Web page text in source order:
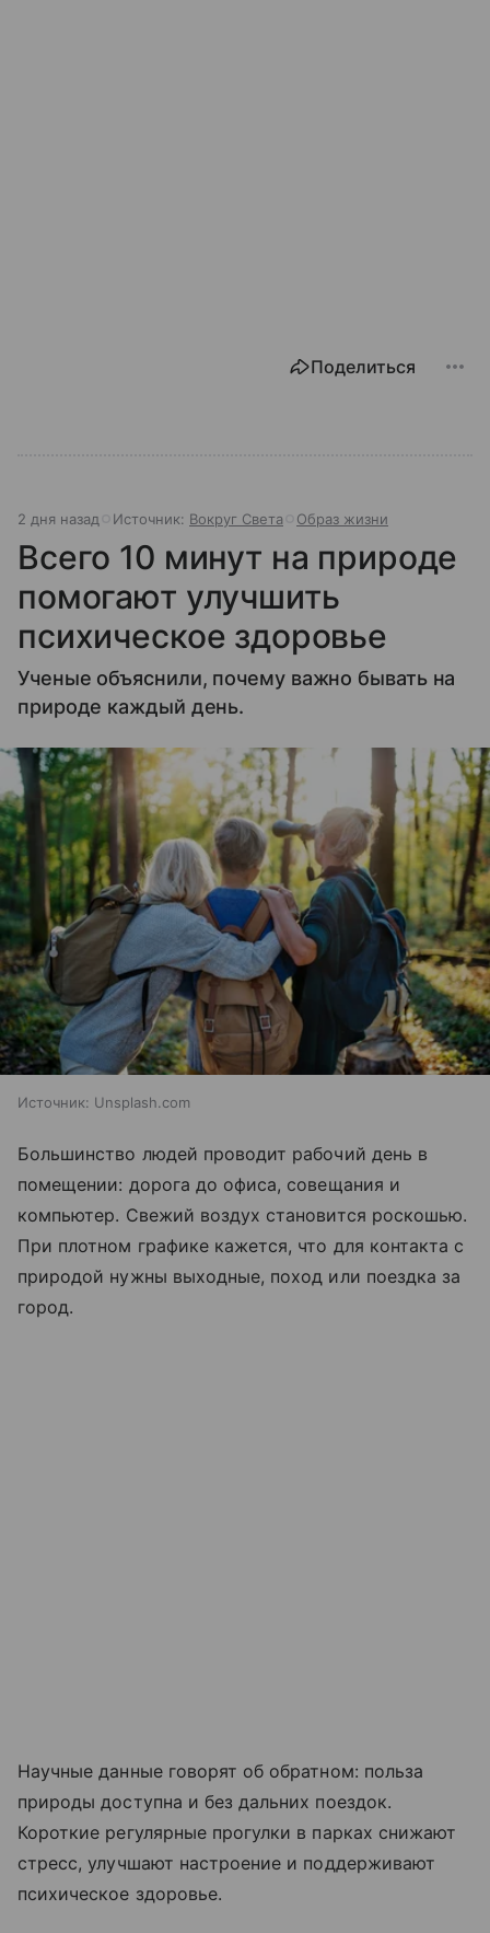
Поделиться
2 дня назад Источник: Вокруг Света Образ жизни
Всего 10 минут на природе
помогают улучшить
психическое здоровье
Ученые объяснили, почему важно бывать на
природе каждый день.
Источник: Unsplash.com
Большинство людей проводит рабочий день в
помещении: дорога до офиса, совещания и
компьютер. Свежий воздух становится роскошью.
При плотном графике кажется, что для контакта с
природой нужны выходные, поход или поездка за
город.
Научные данные говорят об обратном: польза
природы доступна и без дальних поездок.
Короткие регулярные прогулки в парках снижают
стресс, улучшают настроение и поддерживают
психическое здоровье.